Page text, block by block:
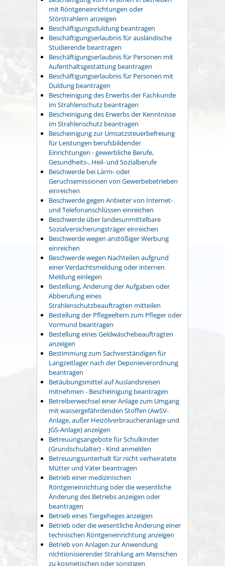
mit Röntgeneinrichtungen oder
Störstrahlern anzeigen
Beschäftigungsduldung beantragen
Beschäftigungserlaubnis für ausländische
Studierende beantragen
Beschäftigungserlaubnis für Personen mit
Aufenthaltsgestattung beantragen
Beschäftigungserlaubnis für Personen mit
Duldung beantragen
Bescheinigung des Erwerbs der Fachkunde
im Strahlenschutz beantragen
Bescheinigung des Erwerbs der Kenntnisse
im Strahlenschutz beantragen
Bescheinigung zur Umsatzsteuerbefreiung
für Leistungen berufsbildender
Einrichtungen - gewerbliche Berufe,
Gesundheits-, Heil- und Sozialberufe
Beschwerde bei Lärm- oder
Geruchsemissionen von Gewerbebetrieben
einreichen
Beschwerde gegen Anbieter von Internet-
und Telefonanschlüssen einreichen
Beschwerde über landesunmittelbare
Sozialversicherungsträger einreichen
Beschwerde wegen anstößiger Werbung
einreichen
Beschwerde wegen Nachteilen aufgrund
einer Verdachtsmeldung oder internen
Meldung einlegen
Bestellung, Änderung der Aufgaben oder
Abberufung eines
Strahlenschutzbeauftragten mitteilen
Bestellung der Pflegeeltern zum Pfleger oder
Vormund beantragen
Bestellung eines Geldwäschebeauftragten
anzeigen
Bestimmung zum Sachverständigen für
Langzeitlager nach der Deponieverordnung
beantragen
Betäubungsmittel auf Auslandsreisen
mitnehmen - Bescheinigung beantragen
Betreiberwechsel einer Anlage zum Umgang
mit wassergefährdenden Stoffen (AwSV-
Anlage, außer Heizölverbraucheranlage und
JGS-Anlage) anzeigen
Betreuungsangebote für Schulkinder
(Grundschulalter) - Kind anmelden
Betreuungsunterhalt für nicht verheiratete
Mütter und Väter beantragen
Betrieb einer medizinischen
Röntgeneinrichtung oder die wesentliche
Änderung des Betriebs anzeigen oder
beantragen
Betrieb eines Tiergeheges anzeigen
Betrieb oder die wesentliche Änderung einer
technischen Röntgeneinrichtung anzeigen
Betrieb von Anlagen zur Anwendung
nichtionisierender Strahlung am Menschen
zu kosmetischen oder sonstigen